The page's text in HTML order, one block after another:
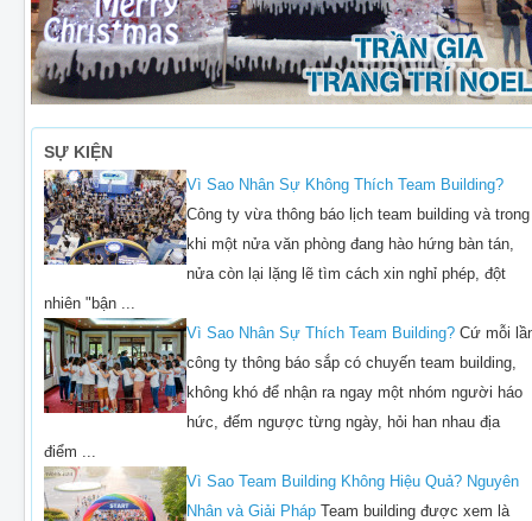
SỰ KIỆN
Vì Sao Nhân Sự Không Thích Team Building?
Công ty vừa thông báo lịch team building và trong
khi một nửa văn phòng đang hào hứng bàn tán,
nửa còn lại lặng lẽ tìm cách xin nghỉ phép, đột
nhiên "bận ...
Vì Sao Nhân Sự Thích Team Building? Cứ mỗi
công ty thông báo sắp có chuyến team building,
không khó để nhận ra ngay một nhóm người háo
hức, đếm ngược từng ngày, hỏi han nhau địa
điểm ...
Vì Sao Team Building Không Hiệu Quả? Nguyên
Nhân và Giải Pháp Team building được xem là